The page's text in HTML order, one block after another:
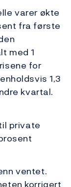
varer økte
fra første
med 1
for
1,3
kvartal.
private
ventet.